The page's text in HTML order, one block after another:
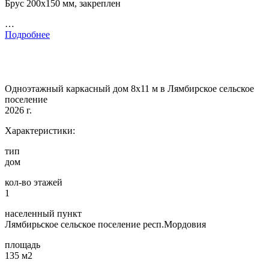
Брус 200х150 мм, закреплен
…
Подробнее
Одноэтажный каркасный дом 8х11 м в Лямбирское сельское
поселение
2026 г.
Характеристики:
тип
дом
кол-во этажей
1
населенный пункт
Лямбирьское сельское поселение респ.Мордовия
площадь
135 м2